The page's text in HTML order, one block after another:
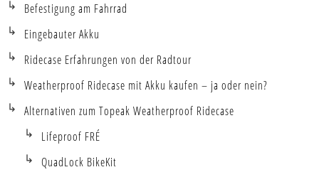
Befestigung am Fahrrad
Eingebauter Akku
Ridecase Erfahrungen von der Radtour
Weatherproof Ridecase mit Akku kaufen – ja oder nein?
Alternativen zum Topeak Weatherproof Ridecase
Lifeproof FRÉ
QuadLock BikeKit